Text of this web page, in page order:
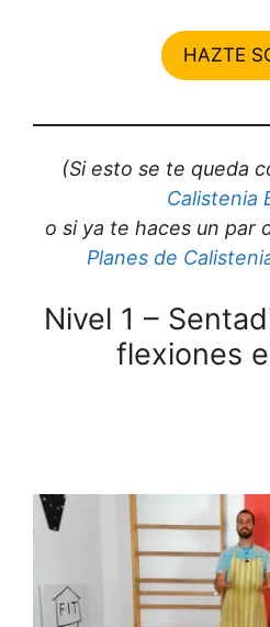
HAZTE
(Si esto se te queda
Calistenia
o si ya te haces un par
Planes de
Nivel 1 –
flexiones